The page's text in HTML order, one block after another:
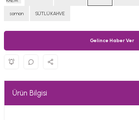
somon SÜTLÜ KAHVE
Gelince Haber Ver
Ürün Bilgisi